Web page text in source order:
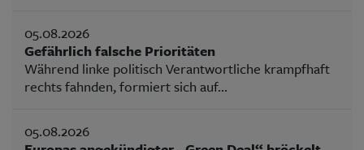
05.08.2026
Gefährlich falsche Prioritäten
Während linke politisch Verantwortliche krampfhaft
rechts fahnden, formiert sich auf...
05.08.2026